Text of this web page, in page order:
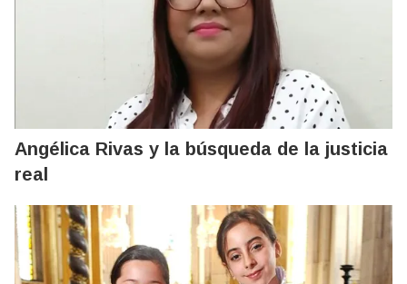
Angélica Rivas y la búsqueda de la justicia
real